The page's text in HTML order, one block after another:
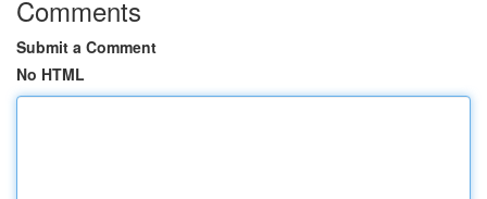
Comments
Submit a Comment
No HTML